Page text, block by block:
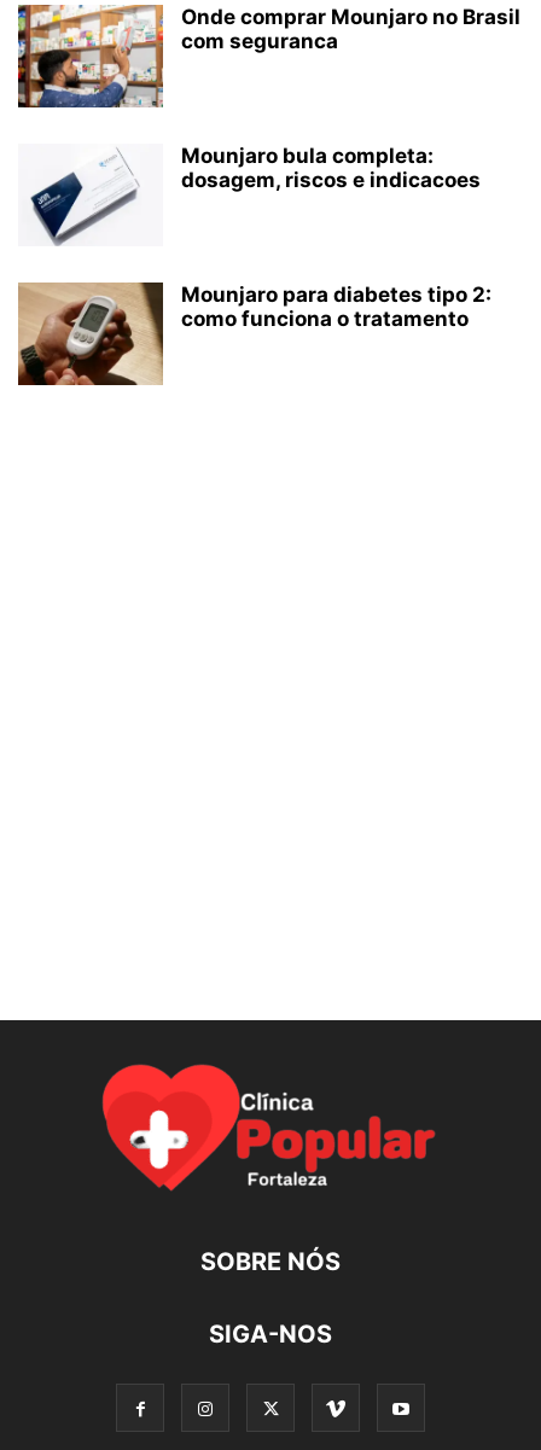
Onde comprar Mounjaro no Brasil
com seguranca
Mounjaro bula completa:
dosagem, riscos e indicacoes
Mounjaro para diabetes tipo 2:
como funciona o tratamento
SOBRE NÓS
SIGA-NOS